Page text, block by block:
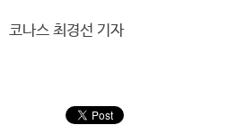
코나스 최경선 기자